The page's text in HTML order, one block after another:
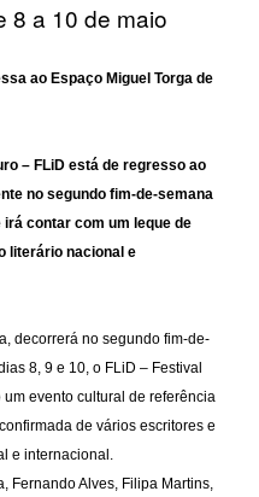
8 a 10 de maio
ao Espaço Miguel Torga de
– FLiD está de regresso ao
no segundo fim-de-semana
irá contar com um leque de
literário nacional e
decorrerá no segundo fim-de-
8, 9 e 10, o FLiD – Festival
evento cultural de referência
de vários escritores e
e internacional.
Fernando Alves, Filipa Martins,